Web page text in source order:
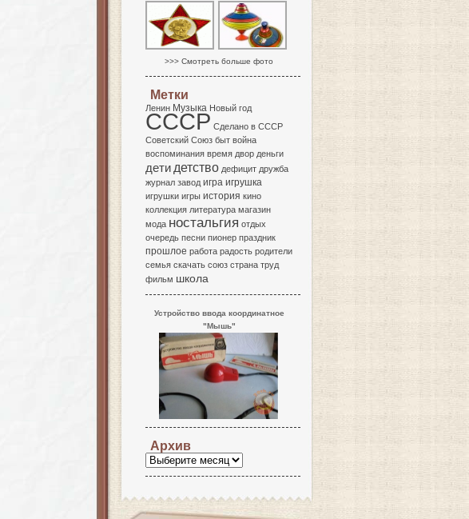
>>> Смотреть больше фото
Метки
Ленин Музыка Новый год
СССР Сделано в СССР
Советский Союз быт война
воспоминания время двор деньги
дети детство дефицит дружба
журнал завод игра игрушка
игрушки игры история кино
коллекция литература магазин
мода ностальгия отдых
очередь песни пионер праздник
прошлое работа радость родители
семья скачать союз страна труд
фильм школа
Устройство ввода координатное
"Мышь"
Архив